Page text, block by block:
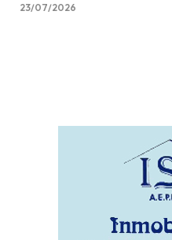
23/07/2026